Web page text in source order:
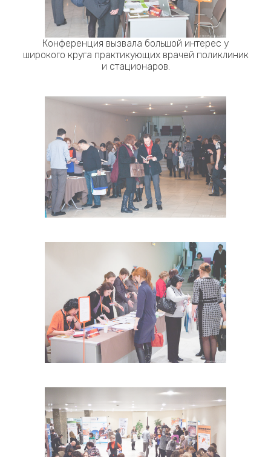
Конференция вызвала большой интерес у
широкого круга практикующих врачей поликлиник
и стационаров.